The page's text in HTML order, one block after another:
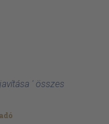
' összes